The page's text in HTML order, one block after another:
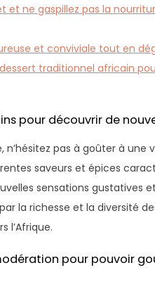
et ne gaspillez pas la
et conviviale tout en
traditionnel africain
pour découvrir de
pas à goûter à une
saveurs et épices
sensations gustatives
la richesse et la diversité
l’Afrique.
pour pouvoir